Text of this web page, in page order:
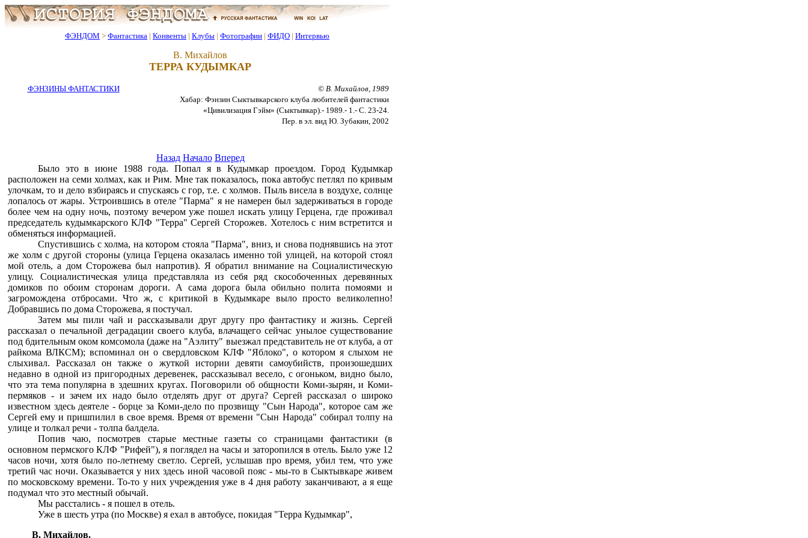
ФЭНДОМ > Фантастика | Конвенты | Клубы | Фотографии | ФИДО | Интервью
В. Михайлов
ТЕРРА КУДЫМКАР
ФЭНЗИНЫ ФАНТАСТИКИ
© В. Михайлов, 1989
Хабар: Фэнзин Сыктывкарского клуба любителей фантастики
«Цивилизация Гэйм» (Сыктывкар).- 1989.- 1.- С. 23-24.
Пер. в эл. вид Ю. Зубакин, 2002
Назад Начало Вперед
Было это в июне 1988 года. Попал я в Кудымкар проездом. Город Кудымкар
расположен на семи холмах, как и Рим. Мне так показалось, пока автобус петлял по кривым
улочкам, то и дело взбираясь и спускаясь с гор, т.е. с холмов. Пыль висела в воздухе, солнце
лопалось от жары. Устроившись в отеле "Парма" я не намерен был задерживаться в городе
более чем на одну ночь, поэтому вечером уже пошел искать улицу Герцена, где проживал
председатель кудымкарского КЛФ "Терра" Сергей Сторожев. Хотелось с ним встретится и
обменяться информацией.
Спустившись с холма, на котором стояла "Парма", вниз, и снова поднявшись на этот
же холм с другой стороны (улица Герцена оказалась именно той улицей, на которой стоял
мой отель, а дом Сторожева был напротив). Я обратил внимание на Социалистическую
улицу. Социалистическая улица представляла из себя ряд скособоченных деревянных
домиков по обоим сторонам дороги. А сама дорога была обильно полита помоями и
загромождена отбросами. Что ж, с критикой в Кудымкаре выло просто великолепно!
Добравшись по дома Сторожева, я постучал.
Затем мы пили чай и рассказывали друг другу про фантастику и жизнь. Сергей
рассказал о печальной деградации своего клуба, влачащего сейчас унылое существование
под бдительным оком комсомола (даже на "Аэлиту" выезжал представитель не от клуба, а от
райкома ВЛКСМ); вспоминал он о свердловском КЛФ "Яблоко", о котором я слыхом не
слыхивал. Рассказал он также о жуткой истории девяти самоубийств, произошедших
недавно в одной из пригородных деревенек, рассказывал весело, с огоньком, видно было,
что эта тема популярна в здешних кругах. Поговорили об общности Коми-зырян, и Коми-
пермяков - и зачем их надо было отделять друг от друга? Сергей рассказал о широко
известном здесь деятеле - борце за Коми-дело по прозвищу "Сын Народа", которое сам же
Сергей ему и пришпилил в свое время. Время от времени "Сын Народа" собирал толпу на
улице и толкал речи - толпа балдела.
Попив чаю, посмотрев старые местные газеты со страницами фантастики (в
основном пермского КЛФ "Рифей"), я поглядел на часы и заторопился в отель. Было уже 12
часов ночи, хотя было по-летнему светло. Сергей, услышав про время, убил тем, что уже
третий час ночи. Оказывается у них здесь иной часовой пояс - мы-то в Сыктывкаре живем
по московскому времени. То-то у них учреждения уже в 4 дня работу заканчивают, а я еще
подумал что это местный обычай.
Мы расстались - я пошел в отель.
Уже в шесть утра (по Москве) я ехал в автобусе, покидая "Терра Кудымкар",
В. Михайлов.